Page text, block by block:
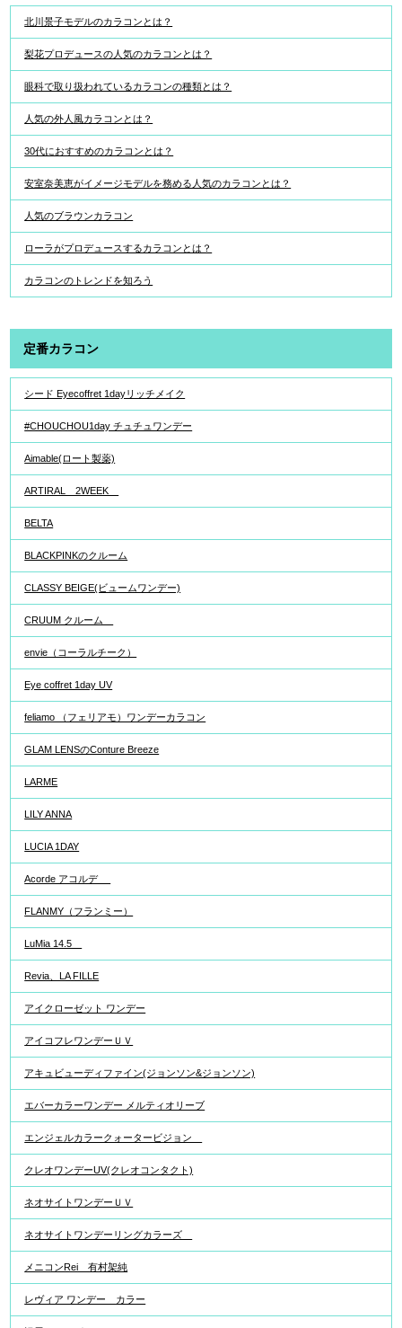
北川景子モデルのカラコンとは？
梨花プロデュースの人気のカラコンとは？
眼科で取り扱われているカラコンの種類とは？
人気の外人風カラコンとは？
30代におすすめのカラコンとは？
安室奈美恵がイメージモデルを務める人気のカラコンとは？
人気のブラウンカラコン
ローラがプロデュースするカラコンとは？
カラコンのトレンドを知ろう
定番カラコン
シード Eyecoffret 1dayリッチメイク
#CHOUCHOU1day チュチュワンデー
Aimable(ロート製薬)
ARTIRAL 2WEEK
BELTA
BLACKPINKのクルーム
CLASSY BEIGE(ビュームワンデー)
CRUUM クルーム
envie（コーラルチーク）
Eye coffret 1day UV
feliamo （フェリアモ）ワンデーカラコン
GLAM LENSのConture Breeze
LARME
LILY ANNA
LUCIA 1DAY
Acorde アコルデ
FLANMY（フランミー）
LuMia 14.5
Revia、LA FILLE
アイクローゼット ワンデー
アイコフレワンデーＵＶ
アキュビューディファイン(ジョンソン&ジョンソン)
エバーカラーワンデー メルティオリーブ
エンジェルカラークォータービジョン
クレオワンデーUV(クレオコンタクト)
ネオサイトワンデーＵＶ
ネオサイトワンデーリングカラーズ
メニコンRei 有村架純
レヴィア ワンデー カラー